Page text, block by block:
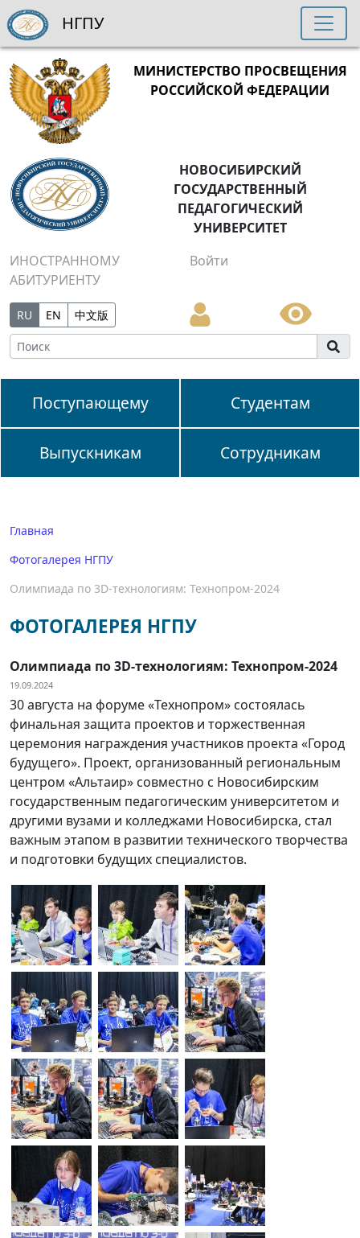
МИНИСТЕРСТВО ПРОСВЕЩЕНИЯ
РОССИЙСКОЙ ФЕДЕРАЦИИ
НОВОСИБИРСКИЙ
ГОСУДАРСТВЕННЫЙ
ПЕДАГОГИЧЕСКИЙ
УНИВЕРСИТЕТ
ИНОСТРАННОМУ
АБИТУРИЕНТУ
Войти
RU EN 中文版
Поступающему Студентам
Выпускникам Сотрудникам
НГПУ
Главная
Фотогалерея НГПУ
Олимпиада по 3D-технологиям: Технопром-2024
ФОТОГАЛЕРЕЯ НГПУ
Олимпиада по 3D-технологиям: Технопром-2024
19.09.2024
30 августа на форуме «Технопром» состоялась
финальная защита проектов и торжественная
церемония награждения участников проекта «Город
будущего». Проект, организованный региональным
центром «Альтаир» совместно с Новосибирским
государственным педагогическим университетом и
другими вузами и колледжами Новосибирска, стал
важным этапом в развитии технического творчества
и подготовки будущих специалистов.